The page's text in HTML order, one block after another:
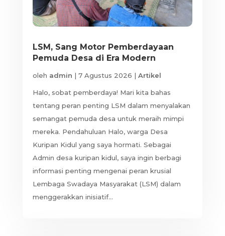
LSM, Sang Motor Pemberdayaan
Pemuda Desa di Era Modern
oleh admin | 7 Agustus 2026 | Artikel
Halo, sobat pemberdaya! Mari kita bahas
tentang peran penting LSM dalam menyalakan
semangat pemuda desa untuk meraih mimpi
mereka. Pendahuluan Halo, warga Desa
Kuripan Kidul yang saya hormati. Sebagai
Admin desa kuripan kidul, saya ingin berbagi
informasi penting mengenai peran krusial
Lembaga Swadaya Masyarakat (LSM) dalam
menggerakkan inisiatif...